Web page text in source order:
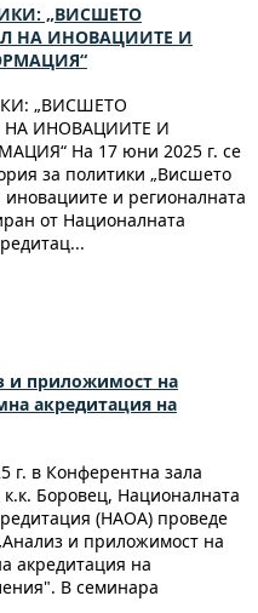
„ВИСШЕТО
НА ИНОВАЦИИТЕ И
„ВИСШЕТО
НА ИНОВАЦИИТЕ И
На 17 юни 2025 г. се
за политики „Висшето
и регионалната
от Националната
и приложимост на
акредитация на
г. в Конферентна зала
Боровец, Националната
(НАОА) проведе
и приложимост на
акредитация на
В семинара